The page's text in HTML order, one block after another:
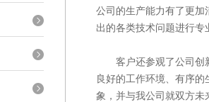
公司的生产能力有了更加
出的各类技术问题进行
客户还参观了公司创新
良好的工作环境、有序
象，并与我公司就双方未